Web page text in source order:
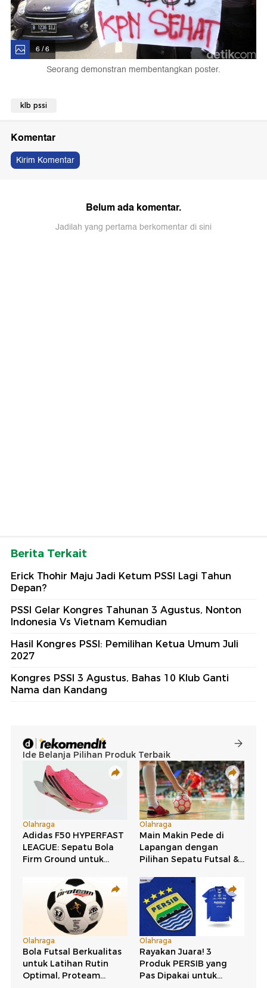
6 / 6
Seorang demonstran membentangkan poster.
klb pssi
Komentar
Kirim Komentar
Belum ada komentar.
Jadilah yang pertama berkomentar di sini
Berita Terkait
Erick Thohir Maju Jadi Ketum PSSI Lagi Tahun
Depan?
PSSI Gelar Kongres Tahunan 3 Agustus, Nonton
Indonesia Vs Vietnam Kemudian
Hasil Kongres PSSI: Pemilihan Ketua Umum Juli
2027
Kongres PSSI 3 Agustus, Bahas 10 Klub Ganti
Nama dan Kandang